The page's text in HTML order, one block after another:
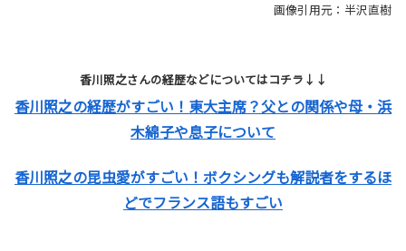
画像引用元：半沢直樹
香川照之さんの経歴などについてはコチラ↓↓
香川照之の経歴がすごい！東大主席？父との関係や母・浜
木綿子や息子について
香川照之の昆虫愛がすごい！ボクシングも解説者をするほ
どでフランス語もすごい